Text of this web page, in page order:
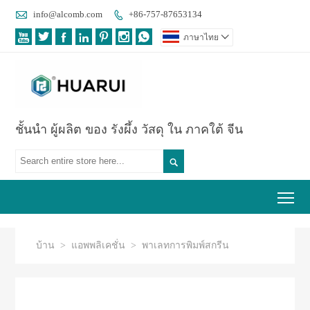
 info@alcomb.com  +86-757-87653134
       ภาษาไทย 
ชั้นนำ ผู้ผลิต ของ รังผึ้ง วัสดุ ใน ภาคใต้ จีน

บ้าน > แอพพลิเคชั่น > พาเลทการพิมพ์สกรีน